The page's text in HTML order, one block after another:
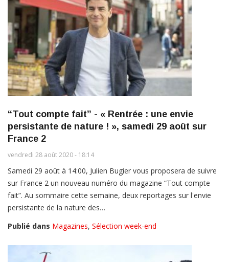
“Tout compte fait” - « Rentrée : une envie
persistante de nature ! », samedi 29 août sur
France 2
vendredi 28 août 2020 - 18:14
Samedi 29 août à 14:00, Julien Bugier vous proposera de suivre
sur France 2 un nouveau numéro du magazine “Tout compte
fait”. Au sommaire cette semaine, deux reportages sur l'envie
persistante de la nature des…
Publié dans Magazines, Sélection week-end